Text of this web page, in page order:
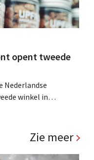
opent tweede
Nederlandse
winkel in
ook tijdens retailtour
Zie meer